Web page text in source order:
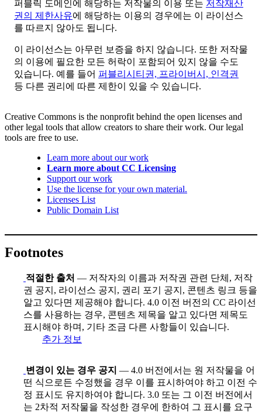
퍼블릭 도메인에 해당하는 저작물의 이용 또는 저작재산
권의 제한사유에 해당하는 이용의 경우에는 이 라이선스
를 따르지 않아도 됩니다.
이 라이선스는 아무런 보증을 하지 않습니다. 또한 저작물
의 이용에 필요한 모든 허락이 포함되어 있지 않을 수도
있습니다. 예를 들어 퍼블리시티권, 프라이버시, 인격권
등 다른 권리에 따른 제한이 있을 수 있습니다.
Creative Commons is the nonprofit behind the open licenses and
other legal tools that allow creators to share their work. Our legal
tools are free to use.
Learn more about our work
Learn more about CC Licensing
Support our work
Use the license for your own material.
Licenses List
Public Domain List
Footnotes
적절한 출처 — 저작자의 이름과 저작권 관련 단체, 저작
권 공지, 라이선스 공지, 권리 포기 공지, 콘텐츠 링크 등을
알고 있다면 제공해야 합니다. 4.0 이전 버전의 CC 라이선
스를 사용하는 경우, 콘텐츠 제목을 알고 있다면 제목도
표시해야 하며, 기타 조금 다른 사항들이 있습니다.
추가 정보
변경이 있는 경우 공지 — 4.0 버전에서는 원 저작물을 어
떤 식으로든 수정했을 경우 이를 표시하여야 하고 이전 수
정 표시도 유지하여야 합니다. 3.0 또는 그 이전 버전에서
는 2차적 저작물을 작성한 경우에 한하여 그 표시를 요구